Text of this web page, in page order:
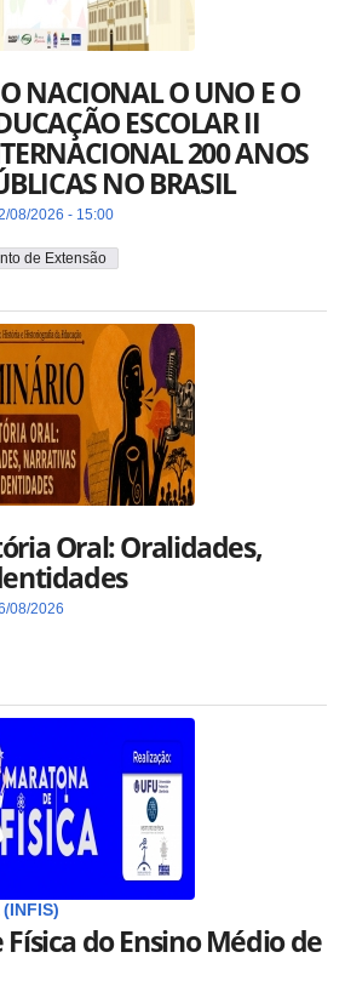
NACIONAL O UNO E O
ESCOLAR II
200 ANOS
NO BRASIL
08/2026 - 15:00
de Extensão
Oral: Oralidades,
08/2026
do Ensino Médio de